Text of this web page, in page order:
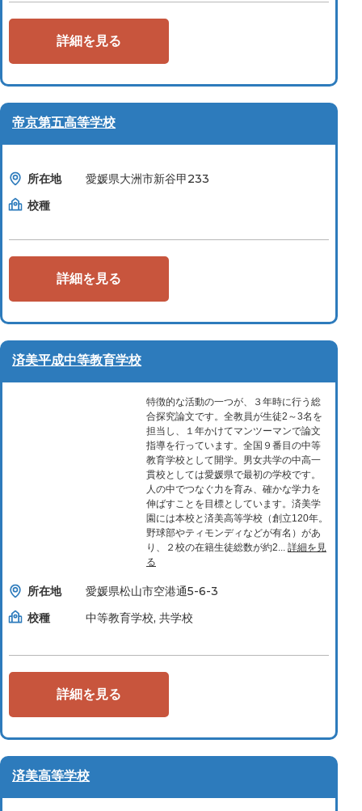
詳細を見る
帝京第五高等学校
所在地
愛媛県大洲市新谷甲233
校種
詳細を見る
済美平成中等教育学校
特徴的な活動の一つが、３年時に行う総
合探究論文です。全教員が生徒2～3名を
担当し、１年かけてマンツーマンで論文
指導を行っています。全国９番目の中等
教育学校として開学。男女共学の中高一
貫校としては愛媛県で最初の学校です。
人の中でつなぐ力を育み、確かな学力を
伸ばすことを目標としています。済美学
園には本校と済美高等学校（創立120年。
野球部やティモンディなどが有名）があ
り、２校の在籍生徒総数が約2... 詳細を見
る
所在地
愛媛県松山市空港通5-6-3
校種
中等教育学校, 共学校
詳細を見る
済美高等学校